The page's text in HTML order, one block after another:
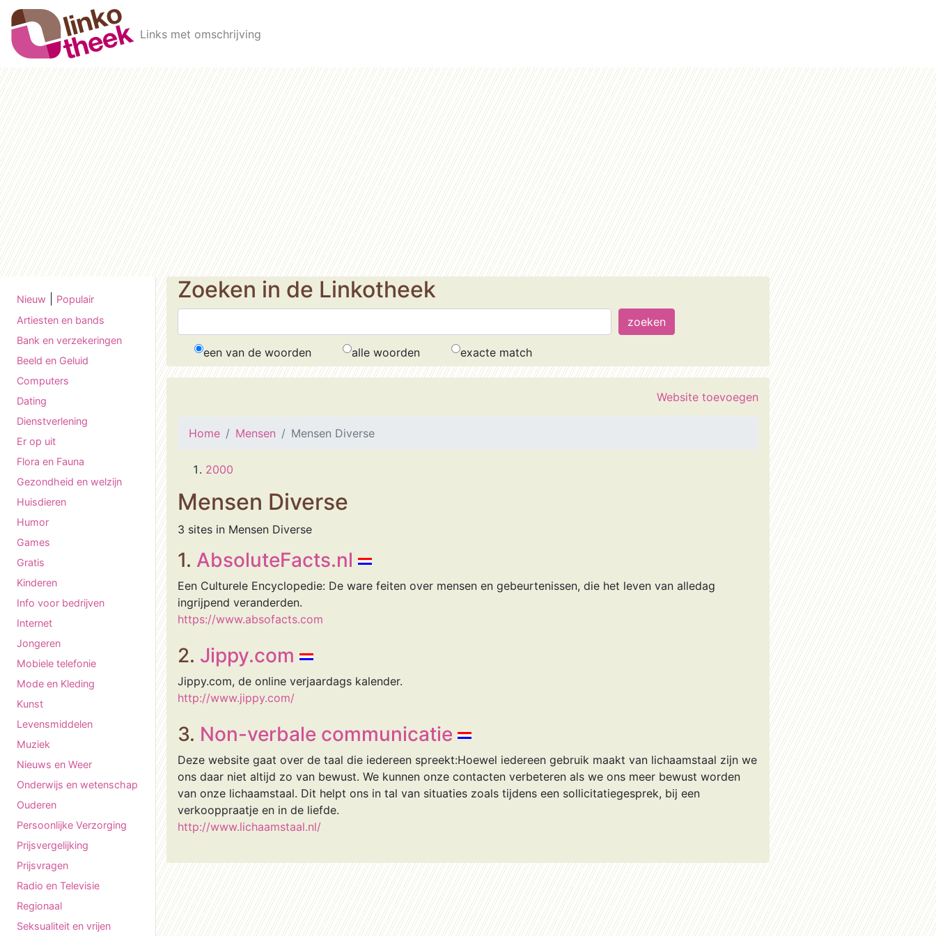
Skip to main content
Links met omschrijving
Nieuw
Populair
Artiesten en bands
Bank en verzekeringen
Beeld en Geluid
Computers
Dating
Dienstverlening
Er op uit
Flora en Fauna
Gezondheid en welzijn
Huisdieren
Humor
Games
Gratis
Kinderen
Info voor bedrijven
Internet
Jongeren
Mobiele telefonie
Mode en Kleding
Kunst
Levensmiddelen
Muziek
Nieuws en Weer
Onderwijs en wetenschap
Ouderen
Persoonlijke Verzorging
Prijsvergelijking
Prijsvragen
Radio en Televisie
Regionaal
Seksualiteit en vrijen
Zoeken in de Linkotheek
een van de woorden alle woorden exacte match
Website toevoegen
Home Mensen Mensen Diverse
2000
Mensen Diverse
3 sites in Mensen Diverse
1. AbsoluteFacts.nl
Een Culturele Encyclopedie: De ware feiten over mensen en gebeurtenissen, die het leven van alledag
ingrijpend veranderden.
https://www.absofacts.com
2. Jippy.com
Jippy.com, de online verjaardags kalender.
http://www.jippy.com/
3. Non-verbale communicatie
Deze website gaat over de taal die iedereen spreekt:Hoewel iedereen gebruik maakt van lichaamstaal zijn we
ons daar niet altijd zo van bewust. We kunnen onze contacten verbeteren als we ons meer bewust worden
van onze lichaamstaal. Dit helpt ons in tal van situaties zoals tijdens een sollicitatiegesprek, bij een
verkooppraatje en in de liefde.
http://www.lichaamstaal.nl/